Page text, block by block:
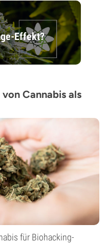
Effekt?
Cannabis als
für Biohacking-